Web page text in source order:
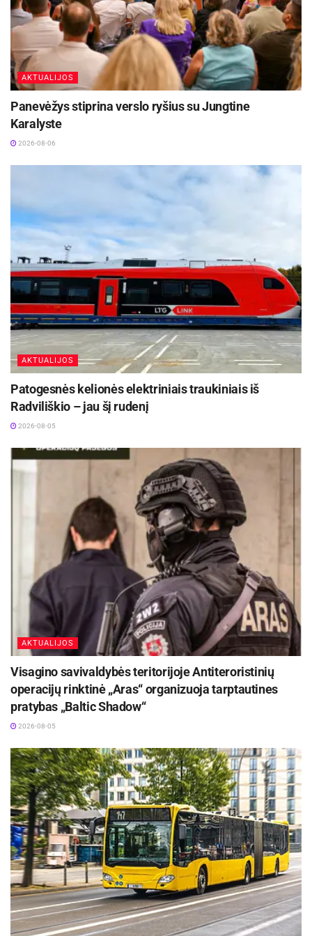
AKTUALIJOS
Panevėžys stiprina verslo ryšius su Jungtine
Karalyste
2026-08-06
AKTUALIJOS
Patogesnės kelionės elektriniais traukiniais iš
Radviliškio – jau šį rudenį
2026-08-05
AKTUALIJOS
Visagino savivaldybės teritorijoje Antiteroristinių
operacijų rinktinė „Aras“ organizuoja tarptautines
pratybas „Baltic Shadow“
2026-08-05